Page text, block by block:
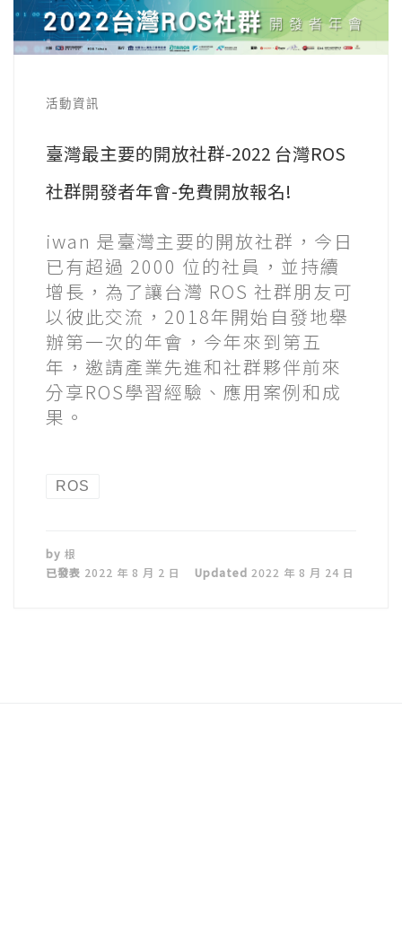
活動資訊
臺灣最主要的開放社群-2022 台灣ROS
社群開發者年會-免費開放報名!
iwan 是臺灣主要的開放社群，今日
已有超過 2000 位的社員，並持續
增長，為了讓台灣 ROS 社群朋友可
以彼此交流，2018年開始自發地舉
辦第一次的年會，今年來到第五
年，邀請產業先進和社群夥伴前來
分享ROS學習經驗、應用案例和成
果。
ROS
by 根
已發表 2022 年 8 月 2 日 Updated 2022 年 8 月 24 日